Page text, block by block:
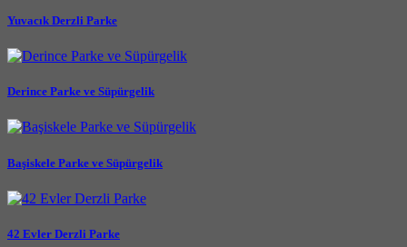
Yuvacık Derzli Parke
Derince Parke ve Süpürgelik
Başiskele Parke ve Süpürgelik
42 Evler Derzli Parke